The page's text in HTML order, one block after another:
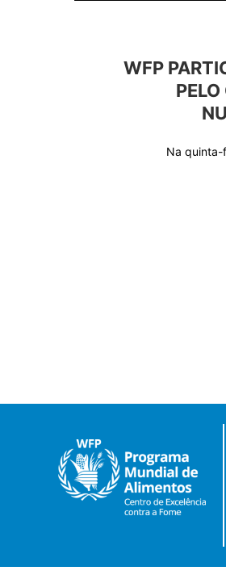
WFP
Na quinta-